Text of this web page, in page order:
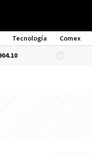
Tecnología
Comex
DÓLAR